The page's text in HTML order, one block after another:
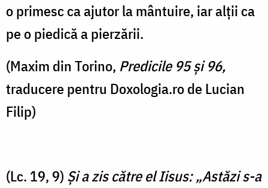
o primesc ca ajutor la mântuire, iar alții ca
pe o piedică a pierzării.
(Maxim din Torino, Predicile 95 și 96,
traducere pentru Doxologia.ro de Lucian
Filip)
(Lc. 19, 9) Şi a zis către el Iisus: „Astăzi s-a